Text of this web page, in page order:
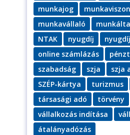
munkajog
munkavállaló
NTAK
nyugdíj
online számlázás
szabadság
szja
szja
SZÉP-kártya
turizmus
társasági adó
törvény
vállalkozás indítása
átalányadózás